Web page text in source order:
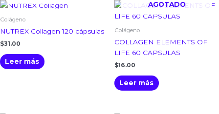
Colágeno
NUTREX Collagen 120 cápsulas
$31.00
Leer más
AGOTADO
Colágeno
COLLAGEN ELEMENTS OF
LIFE 60 CAPSULAS
$16.00
Leer más